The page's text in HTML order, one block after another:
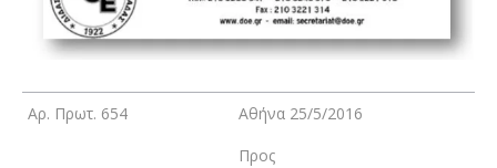
Αρ. Πρωτ. 654
Αθήνα 25/5/2016
Προς